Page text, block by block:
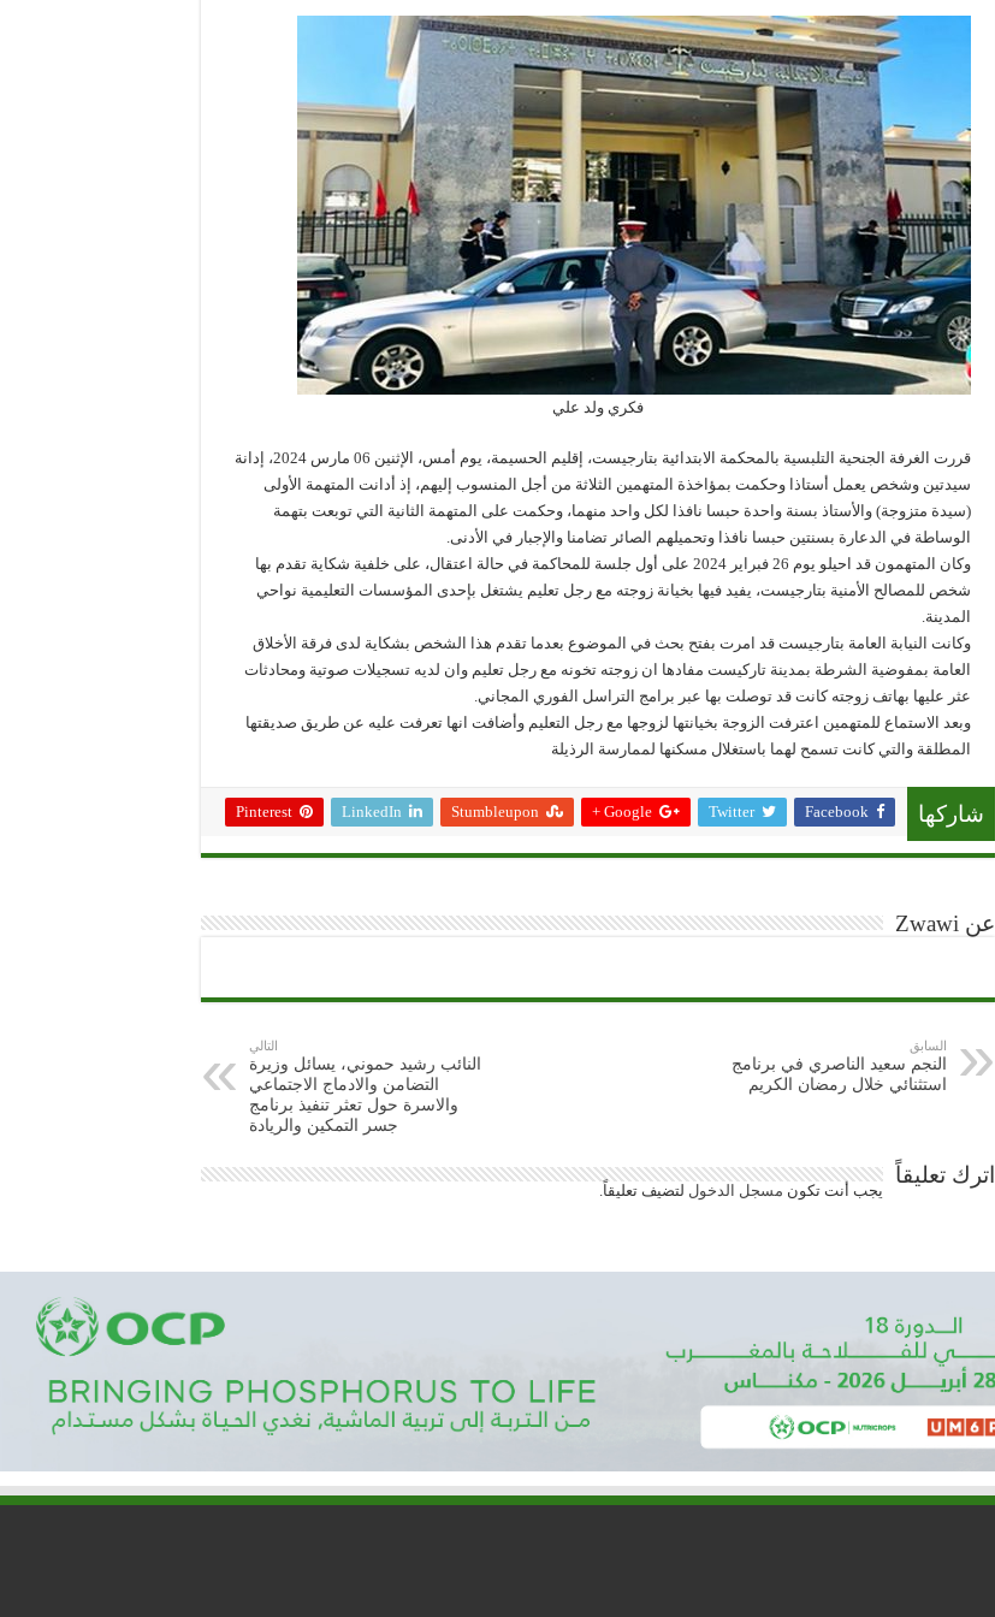
فكري ولد علي
قررت الغرفة الجنحية التلبسية بالمحكمة الابتدائية بتارجيست، إقليم الحسيمة، يوم أمس، الإثنين 06 مارس 2024، إدانة
سيدتين وشخص يعمل أستاذا وحكمت بمؤاخذة المتهمين الثلاثة من أجل المنسوب إليهم، إذ أدانت المتهمة الأولى
(سيدة متزوجة) والأستاذ بسنة واحدة حبسا نافذا لكل واحد منهما، وحكمت على المتهمة الثانية التي توبعت بتهمة
الوساطة في الدعارة بسنتين حبسا نافذا وتحميلهم الصائر تضامنا والإجبار في الأدنى.
وكان المتهمون قد احيلو يوم 26 فبراير 2024 على أول جلسة للمحاكمة في حالة اعتقال، على خلفية شكاية تقدم بها
شخص للمصالح الأمنية بتارجيست، يفيد فيها بخيانة زوجته مع رجل تعليم يشتغل بإحدى المؤسسات التعليمية نواحي
المدينة.
وكانت النيابة العامة بتارجيست قد امرت بفتح بحث في الموضوع بعدما تقدم هذا الشخص بشكاية لدى فرقة الأخلاق
العامة بمفوضية الشرطة بمدينة تاركيست مفادها ان زوجته تخونه مع رجل تعليم وان لديه تسجيلات صوتية ومحادثات
عثر عليها بهاتف زوجته كانت قد توصلت بها عبر برامج التراسل الفوري المجاني.
وبعد الاستماع للمتهمين اعترفت الزوجة بخيانتها لزوجها مع رجل التعليم وأضافت انها تعرفت عليه عن طريق صديقتها
المطلقة والتي كانت تسمح لهما باستغلال مسكنها لممارسة الرذيلة
شاركها Facebook
Twitter
Google +
Stumbleupon
LinkedIn
Pinterest
عن Zwawi
السابق
النجم سعيد الناصري في برنامج
استثنائي خلال رمضان الكريم
التالي
النائب رشيد حموني، يسائل وزيرة
التضامن والادماج الاجتماعي
والاسرة حول تعثر تنفيذ برنامج
جسر التمكين والريادة
اترك تعليقاً
يجب أنت تكون مسجل الدخول لتضيف تعليقاً.